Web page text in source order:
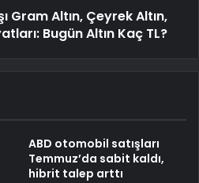
Gram Altın, Çeyrek Altın,
Bugün Altın Kaç TL?
ABD otomobil satışları
Temmuz’da sabit kaldı,
hibrit talep arttı